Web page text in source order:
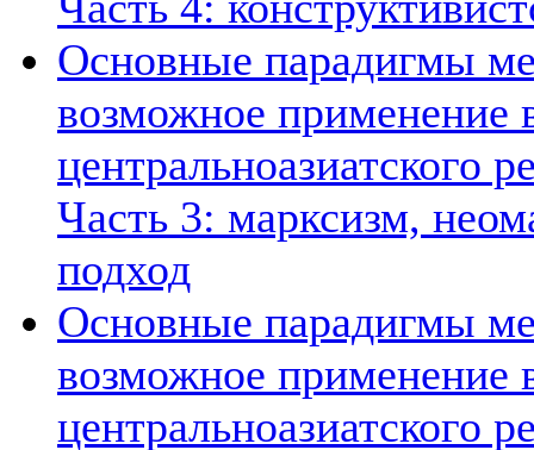
Основные парадигмы
возможное применение
центральноазиатского
Часть 3: марксизм,
подход
Основные парадигмы
возможное применение
центральноазиатского